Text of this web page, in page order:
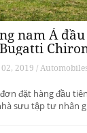
nam Á
2019 /
đặt hàng đầu
sưu tập tư nhân